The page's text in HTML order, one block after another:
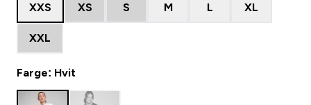
XXS XS S M L XL
XXL
Farge: Hvit